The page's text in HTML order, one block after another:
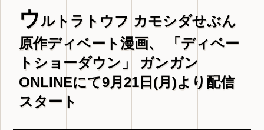
ウルトラトウフ カモシダせぶん
原作ディベート漫画、 「ディベー
トショーダウン」 ガンガン
ONLINEにて9月21日(月)より配信
スタート